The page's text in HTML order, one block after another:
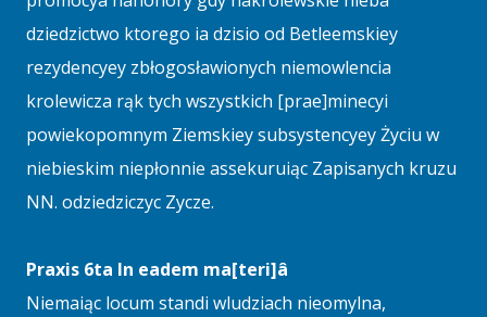
dziedzictwo ktorego ia dzisio od Betleemskiey
rezydencyey zbłogosławionych niemowlencia
krolewicza rąk tych wszystkich [prae]minecyi
powiekopomnym Ziemskiey subsystencyey Życiu w
niebieskim niepłonnie assekuruiąc Zapisanych kruzu
NN. odziedziczyc Zycze.
Praxis 6ta In eadem ma[teri]â
Niemaiąc locum standi wludziach nieomylna,